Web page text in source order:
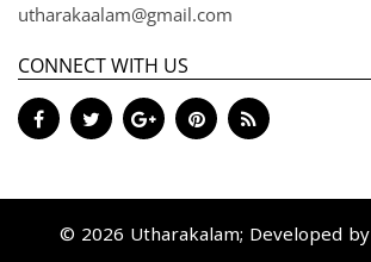
utharakaalam@gmail.com
CONNECT WITH US
© 2026 Utharakalam; Developed by